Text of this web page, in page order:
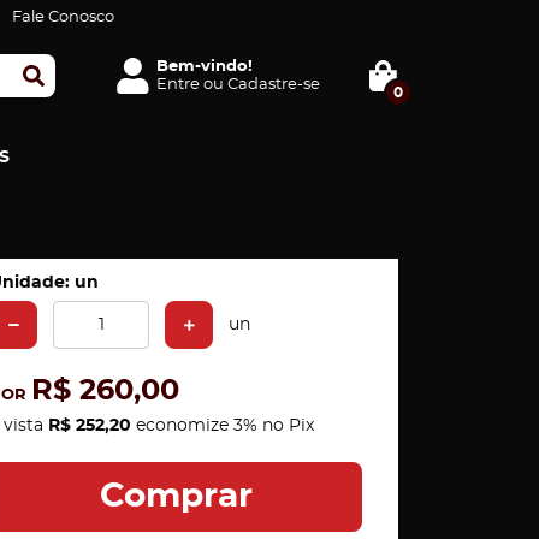
Fale Conosco
Bem-vindo!
Entreou Cadastre-se 0
un
un
R$ 260,00
vista R$ 252,20 economize3% no Pix
Comprar